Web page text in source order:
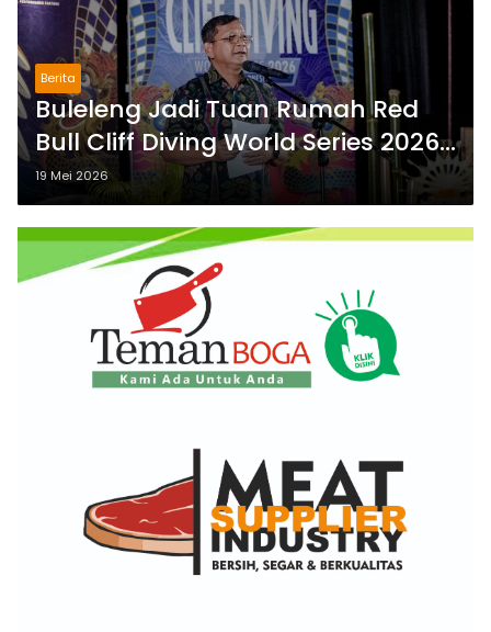
Berita
Buleleng Jadi Tuan Rumah Red
Bull Cliff Diving World Series 2026,
Bupati Sutjidra: Momentum
Promosi Wisata Bali Utara
19 Mei 2026